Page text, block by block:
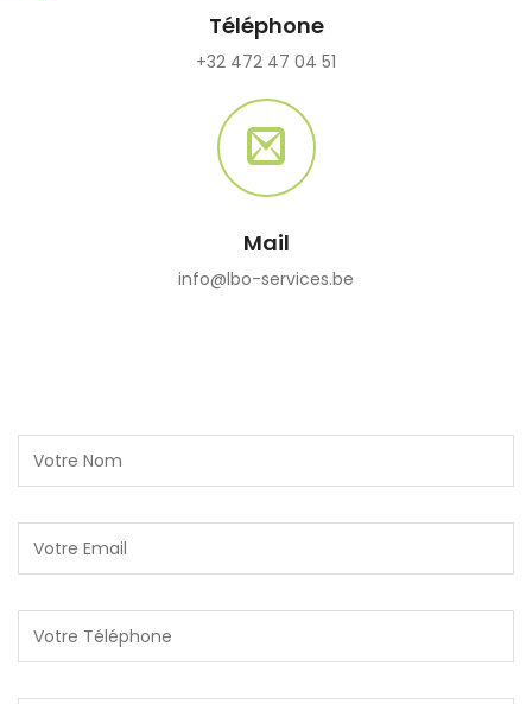
Téléphone
+32 472 47 04 51
Mail
info@lbo-services.be